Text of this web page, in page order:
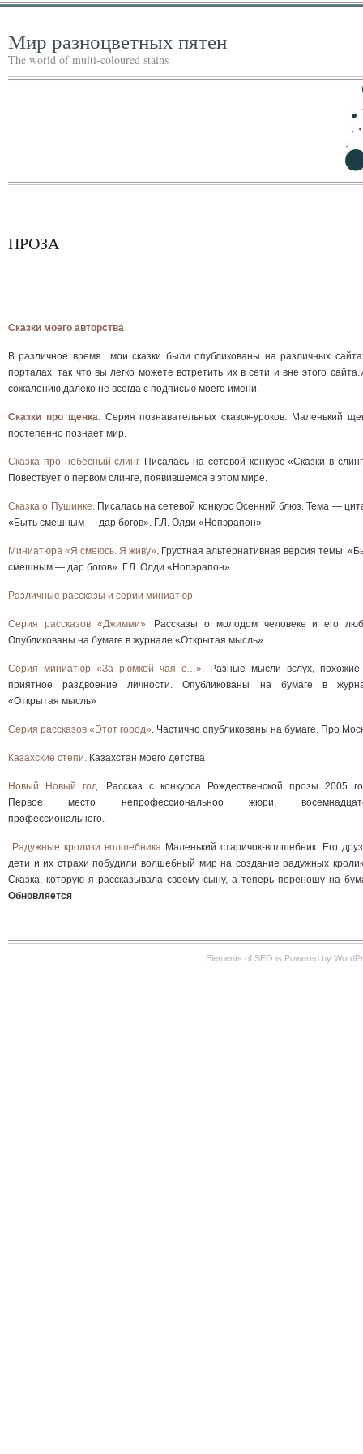
Мир разноцветных пятен
The world of multi-coloured stains
ПРОЗА
Сказки моего авторства
В различное время мои сказки были опубликованы на различных
порталах, так что вы легко можете встретить их в сети и вне этого
сожалению,далеко не всегда с подписью моего имени.
Сказки про щенка. Серия познавательных сказок-уроков. Маленький
постепенно познает мир.
Сказка про небесный слинг. Писалась на сетевой конкурс «Сказки в
Повествует о первом слинге, появившемся в этом мире.
Сказка о Пушинке. Писалась на сетевой конкурс Осенний блюз. Тема —
«Быть смешным — дар богов». Г.Л. Олди «Нопэрапон»
Миниатюра «Я смеюсь. Я живу» . Грустная альтернативная версия темы
смешным — дар богов». Г.Л. Олди «Нопэрапон»
Различные рассказы и серии миниатюр
Серия рассказов «Джимми» . Рассказы о молодом человеке и его
Опубликованы на бумаге в журнале «Открытая мысль»
Серия миниатюр «За рюмкой чая с…» . Разные мысли вслух,
приятное раздвоение личности. Опубликованы на бумаге в
«Открытая мысль»
Серия рассказов «Этот город» . Частично опубликованы на бумаге. Про
Казахские степи. Казахстан моего детства
Новый Новый год. Рассказ с конкурса Рождественской прозы 2005
Первое место непрофессиональноо жюри,
профессионального.
Радужные кролики волшебника Маленький старичок-волшебник. Его
дети и их страхи побудили волшебный мир на создание радужных
Сказка, которую я рассказывала своему сыну, а теперь переношу на
Обновляется
Elements of SEO is Powered by